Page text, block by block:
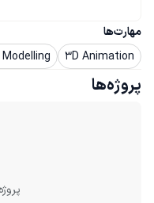
مهارت‌ها
3D Animation
پروژه‌ها